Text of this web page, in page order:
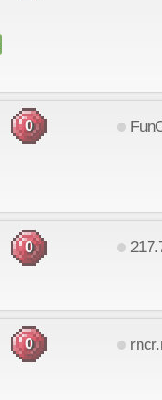
0
0
0